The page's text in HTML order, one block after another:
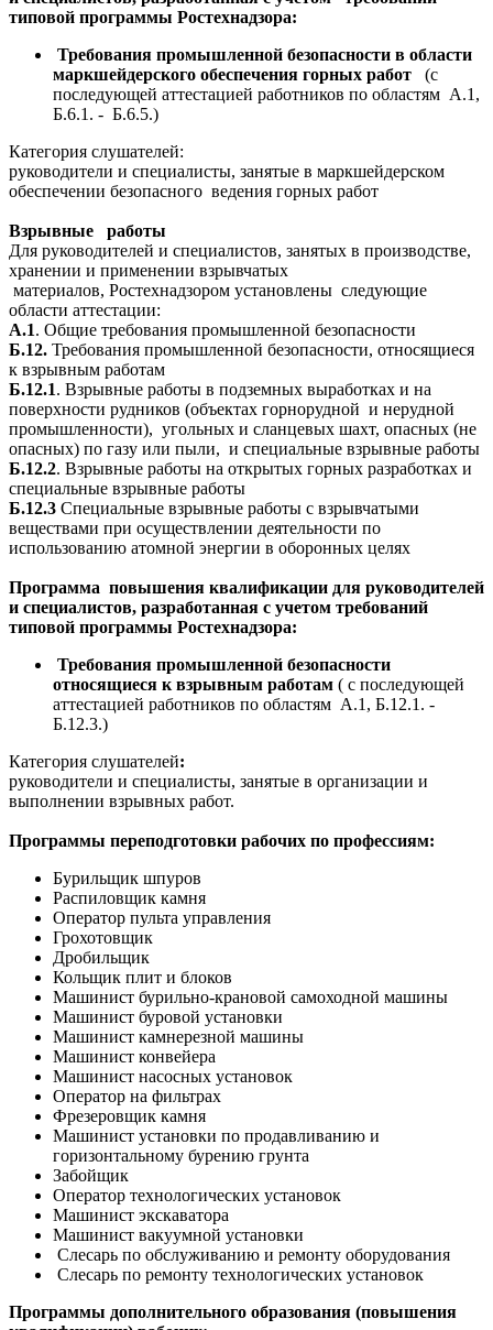
типовой программы Ростехнадзора:
Требования промышленной безопасности в области
маркшейдерского обеспечения горных работ (с
последующей аттестацией работников по областям А.1,
Б.6.1. - Б.6.5.)
Категория слушателей:
руководители и специалисты, занятые в маркшейдерском
обеспечении безопасного ведения горных работ
Взрывные работы
Для руководителей и специалистов, занятых в производстве,
хранении и применении взрывчатых
материалов, Ростехнадзором установлены следующие
области аттестации:
А.1. Общие требования промышленной безопасности
Б.12. Требования промышленной безопасности, относящиеся
к взрывным работам
Б.12.1. Взрывные работы в подземных выработках и на
поверхности рудников (объектах горнорудной и нерудной
промышленности), угольных и сланцевых шахт, опасных (не
опасных) по газу или пыли, и специальные взрывные работы
Б.12.2. Взрывные работы на открытых горных разработках и
специальные взрывные работы
Б.12.3 Специальные взрывные работы с взрывчатыми
веществами при осуществлении деятельности по
использованию атомной энергии в оборонных целях
Программа повышения квалификации для руководителей
и специалистов, разработанная с учетом требований
типовой программы Ростехнадзора:
Требования промышленной безопасности
относящиеся к взрывным работам ( с последующей
аттестацией работников по областям А.1, Б.12.1. -
Б.12.3.)
Категория слушателей:
руководители и специалисты, занятые в организации и
выполнении взрывных работ.
Программы переподготовки рабочих по профессиям:
Бурильщик шпуров
Распиловщик камня
Оператор пульта управления
Грохотовщик
Дробильщик
Кольщик плит и блоков
Машинист бурильно-крановой самоходной машины
Машинист буровой установки
Машинист камнерезной машины
Машинист конвейера
Машинист насосных установок
Оператор на фильтрах
Фрезеровщик камня
Машинист установки по продавливанию и
горизонтальному бурению грунта
Забойщик
Оператор технологических установок
Машинист экскаватора
Машинист вакуумной установки
Слесарь по обслуживанию и ремонту оборудования
Слесарь по ремонту технологических установок
Программы дополнительного образования (повышения